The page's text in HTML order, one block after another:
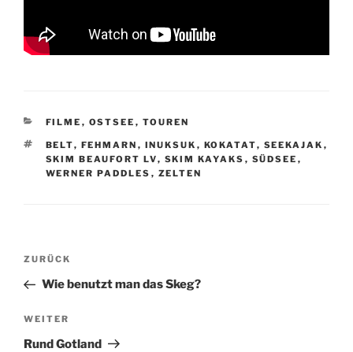
KATEGORIEN
FILME , OSTSEE , TOUREN
SCHLAGWÖRTER
BELT, FEHMARN , INUKSUK , KOKATAT, SEEKAJAK ,
SKIM BEAUFORT LV, SKIM KAYAKS , SÜDSEE ,
WERNER PADDLES , ZELTEN
Beitragsnavigation
Vorheriger
Beitrag
ZURÜCK
Wie benutzt man das Skeg?
Nächster
Beitrag
WEITER
Rund Gotland